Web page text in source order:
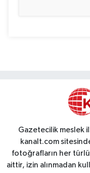
Gazetecilik meslek
kanalt.com
fotoğrafların her türlü
aittir, izin alınmadan